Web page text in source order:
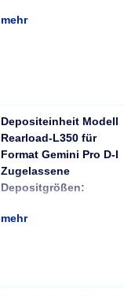
mehr
Depositeinheit Modell
Rearload-L350 für
Format Gemini Pro D-I
Zugelassene
Depositgrößen:
mehr